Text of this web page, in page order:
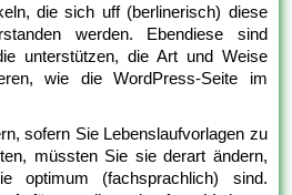
die sich uff (berlinerisch) diese
werden. Ebendiese sind
unterstützen, die Art und Weise
wie die WordPress-Seite im
sofern Sie Lebenslaufvorlagen zu
müssten Sie sie derart ändern,
optimum (fachsprachlich) sind.